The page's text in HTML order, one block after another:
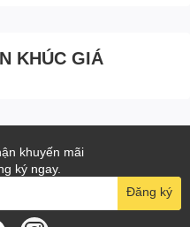
thông qua
lực mát-xa đá ứng nhu cầu
thông qua
KHÚC GIÁ
khuyến mãi
ký ngay.
Đăng ký